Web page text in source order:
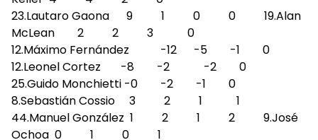
23.Lautaro Gaona 9 1 0 0 19.Alan
McLean 2 2 3 0
12.Máximo Fernández -12 -5 -1 0
12.Leonel Cortez -8 -2 -2 0
25.Guido Monchietti -0 -2 -1 0
8.Sebastián Cossio 3 2 1 1
44.Manuel González 1 2 1 2 9.José
Ochoa 0 1 0 1